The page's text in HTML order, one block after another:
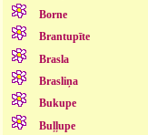
Borne
Brantupīte
Brasla
Brasliņa
Bukupe
Buļļupe